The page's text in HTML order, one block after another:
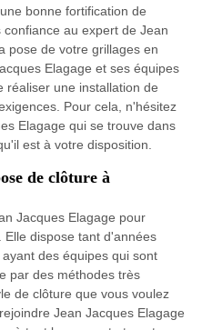
bonne fortification de
au expert de Jean
pose de votre grillages en
Elagage et ses équipes
réaliser une installation de
Pour cela, n'hésitez
Elagage qui se trouve dans
est à votre disposition.
de clôture à
Jacques Elagage pour
dispose tant d'années
des équipes qui sont
par des méthodes très
de clôture que vous voulez
Jean Jacques Elagage